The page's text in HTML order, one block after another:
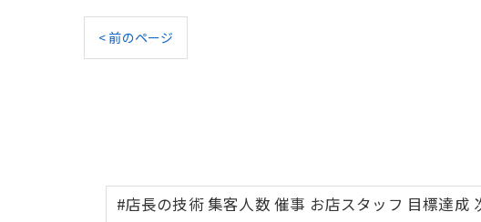
< 前のページ
#店長の技術 集客人数 催事 お店スタッフ 目標達